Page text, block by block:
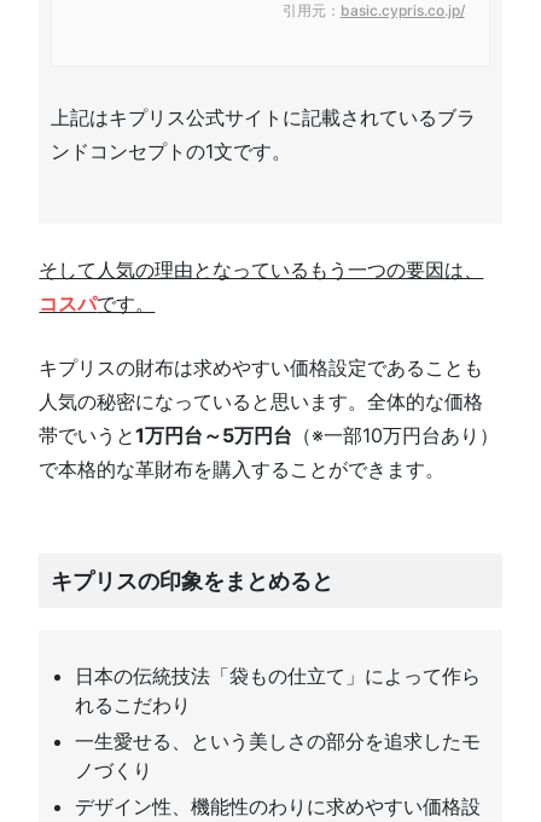
引用元： basic.cypris.co.jp/
上記はキプリス公式サイトに記載されているブラ
ンドコンセプトの1文です。
そして人気の理由となっているもう一つの要因は、
コスパです。
キプリスの財布は求めやすい価格設定であることも
人気の秘密になっていると思います。全体的な価格
帯でいうと1万円台～5万円台 （※一部10万円台あり）
で本格的な革財布を購入することができます。
キプリスの印象をまとめると
日本の伝統技法「袋もの仕立て」によって作ら
れるこだわり
一生愛せる、という美しさの部分を追求したモ
ノづくり
デザイン性、機能性のわりに求めやすい価格設